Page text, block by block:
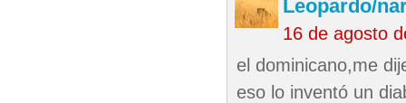
Leopardo/
16 de agosto
el dominicano,me
eso lo inventó un